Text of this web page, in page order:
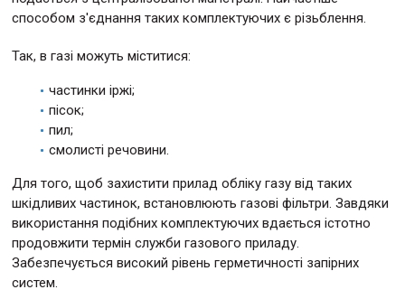
способом з'єднання таких комплектуючих є різьблення.
Так, в газі можуть міститися:
частинки іржі;
пісок;
пил;
смолисті речовини.
Для того, щоб захистити прилад обліку газу від таких
шкідливих частинок, встановлюють газові фільтри. Завдяки
використання подібних комплектуючих вдається істотно
продовжити термін служби газового приладу.
Забезпечується високий рівень герметичності запірних
систем.